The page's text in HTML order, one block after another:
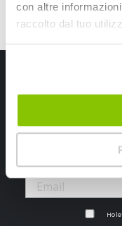
con altre
raccolto dal tuo
Iscriviti
Ricevi subito uno
Ho